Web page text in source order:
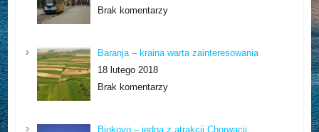
Brak komentarzy
Baranja – kraina warta zainteresowania
18 lutego 2018
Brak komentarzy
Biokovo – jedna z atrakcji Chorwacji